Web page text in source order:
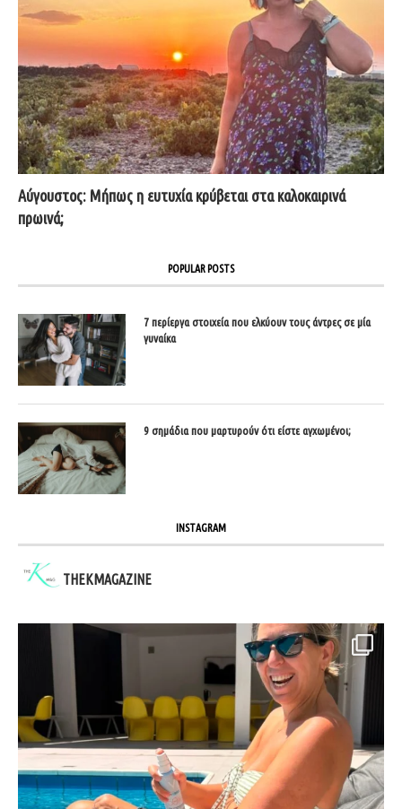
Αύγουστος: Μήπως η ευτυχία κρύβεται στα καλοκαιρινά
πρωινά;
POPULAR POSTS
7 περίεργα στοιχεία που ελκύουν τους άντρες σε μία
γυναίκα
9 σημάδια που μαρτυρούν ότι είστε αγχωμένοι;
INSTAGRAM
THEKMAGAZINE